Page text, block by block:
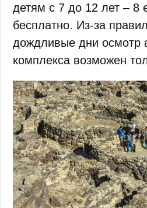
детям с 7 до 12 лет – 8
бесплатно. Из-за
дождливые дни осмотр
комплекса возможен